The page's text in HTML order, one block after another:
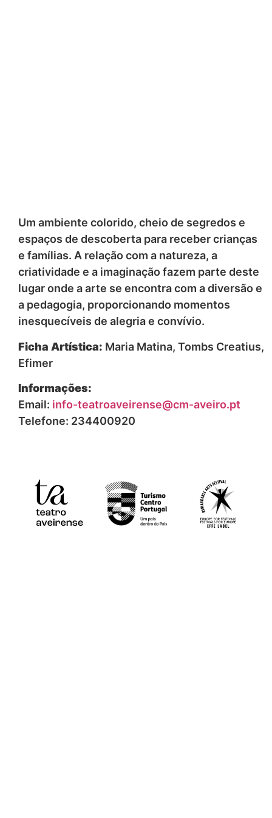
Um ambiente colorido, cheio de segredos e
espaços de descoberta para receber crianças
e famílias. A relação com a natureza, a
criatividade e a imaginação fazem parte deste
lugar onde a arte se encontra com a diversão e
a pedagogia, proporcionando momentos
inesquecíveis de alegria e convívio.
Ficha Artística: Maria Matina, Tombs Creatius,
Efimer
Informações:
Email: info-teatroaveirense@cm-aveiro.pt
Telefone: 234400920